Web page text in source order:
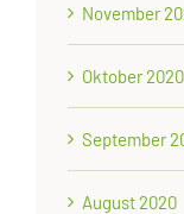
November
Oktober 2020
September
August 2020